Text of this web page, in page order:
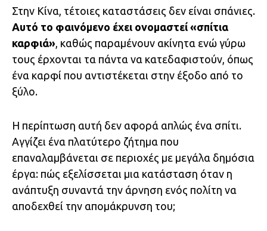
Στην Κίνα, τέτοιες καταστάσεις δεν είναι σπάνιες.
Αυτό το φαινόμενο έχει ονομαστεί «σπίτια
καρφιά» , καθώς παραμένουν ακίνητα ενώ γύρω
τους έρχονται τα πάντα να κατεδαφιστούν, όπως
ένα καρφί που αντιστέκεται στην έξοδο από το
ξύλο.
Η περίπτωση αυτή δεν αφορά απλώς ένα σπίτι.
Αγγίζει ένα πλατύτερο ζήτημα που
επαναλαμβάνεται σε περιοχές με μεγάλα δημόσια
έργα: πώς εξελίσσεται μια κατάσταση όταν η
ανάπτυξη συναντά την άρνηση ενός πολίτη να
αποδεχθεί την απομάκρυνση του;